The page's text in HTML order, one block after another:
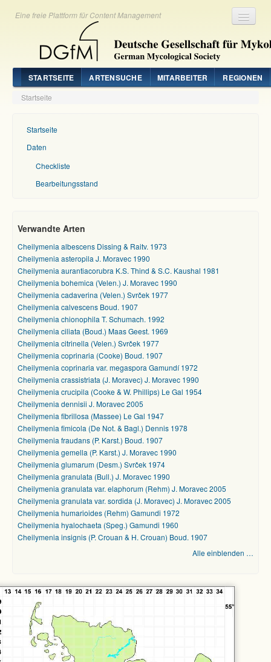
Eine freie Plattform für Content Management
STARTSEITE ARTENSUCHE MITARBEITER REGIONEN
Startseite
Startseite
Daten
Checkliste
Bearbeitungsstand
Verwandte Arten
Cheilymenia albescens Dissing & Raitv. 1973
Cheilymenia asteropila J. Moravec 1990
Cheilymenia aurantiacorubra K.S. Thind & S.C. Kaushal 1981
Cheilymenia bohemica (Velen.) J. Moravec 1990
Cheilymenia cadaverina (Velen.) Svrček 1977
Cheilymenia calvescens Boud. 1907
Cheilymenia chionophila T. Schumach. 1992
Cheilymenia ciliata (Boud.) Maas Geest. 1969
Cheilymenia citrinella (Velen.) Svrček 1977
Cheilymenia coprinaria (Cooke) Boud. 1907
Cheilymenia coprinaria var. megaspora Gamundí 1972
Cheilymenia crassistriata (J. Moravec) J. Moravec 1990
Cheilymenia crucipila (Cooke & W. Phillips) Le Gal 1954
Cheilymenia dennisii J. Moravec 2005
Cheilymenia fibrillosa (Massee) Le Gal 1947
Cheilymenia fimicola (De Not. & Bagl.) Dennis 1978
Cheilymenia fraudans (P. Karst.) Boud. 1907
Cheilymenia gemella (P. Karst.) J. Moravec 1990
Cheilymenia glumarum (Desm.) Svrček 1974
Cheilymenia granulata (Bull.) J. Moravec 1990
Cheilymenia granulata var. elaphorum (Rehm) J. Moravec 2005
Cheilymenia granulata var. sordida (J. Moravec) J. Moravec 2005
Cheilymenia humarioides (Rehm) Gamundi 1972
Cheilymenia hyalochaeta (Speg.) Gamundi 1960
Cheilymenia insignis (P. Crouan & H. Crouan) Boud. 1907
Alle einblenden …